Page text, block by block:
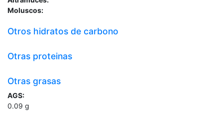
Moluscos:
Otros hidratos de carbono
Otras proteinas
Otras grasas
AGS:
0.09 g